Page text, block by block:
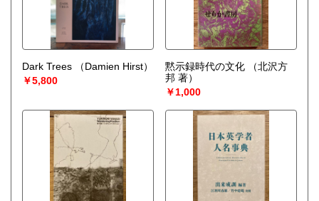
Dark Trees
（Damien Hirst）
￥5,800
黙示録時代の文化
（北沢方
邦 著）
￥1,000